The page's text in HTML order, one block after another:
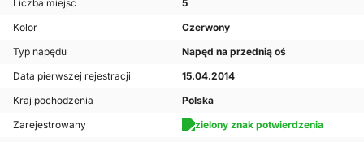
Liczba miejsc
5
Kolor
Czerwony
Typ napędu
Napęd na przednią oś
Data pierwszej rejestracji
15.04.2014
Kraj pochodzenia
Polska
Zarejestrowany